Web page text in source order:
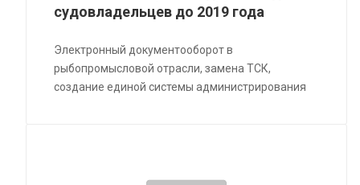
судовладельцев до 2019 года
Электронный документооборот в
рыбопромысловой отрасли, замена ТСК,
создание единой системы администрирования